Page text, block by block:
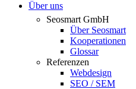
Über uns
Seosmart GmbH
Über Seosmart
Kooperationen
Glossar
Referenzen
Webdesign
SEO / SEM